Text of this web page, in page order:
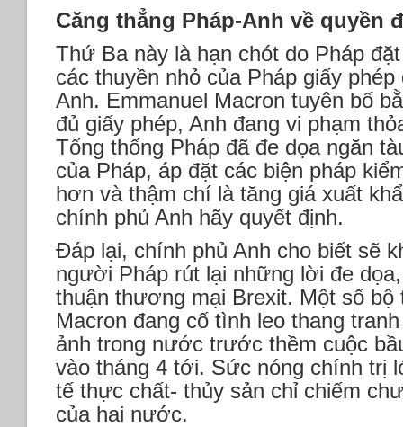
Căng thẳng Pháp-Anh về quyền
Thứ Ba này là hạn chót do Pháp
các thuyền nhỏ của Pháp giấy
Anh. Emmanuel Macron tuyên bố
đủ giấy phép, Anh đang vi phạm
Tổng thống Pháp đã đe dọa ngăn
của Pháp, áp đặt các biện pháp
hơn và thậm chí là tăng giá xuất
chính phủ Anh hãy quyết định.
Đáp lại, chính phủ Anh cho biết sẽ
người Pháp rút lại những lời đe
thuận thương mại Brexit. Một số
Macron đang cố tình leo thang
ảnh trong nước trước thềm cuộc
vào tháng 4 tới. Sức nóng chính trị
tế thực chất- thủy sản chỉ chiếm
của hai nước.